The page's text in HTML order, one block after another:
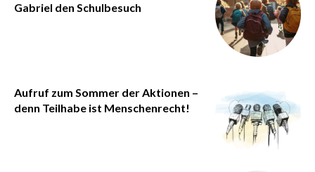
Gabriel den Schulbesuch
Aufruf zum Sommer der Aktionen –
denn Teilhabe ist Menschenrecht!